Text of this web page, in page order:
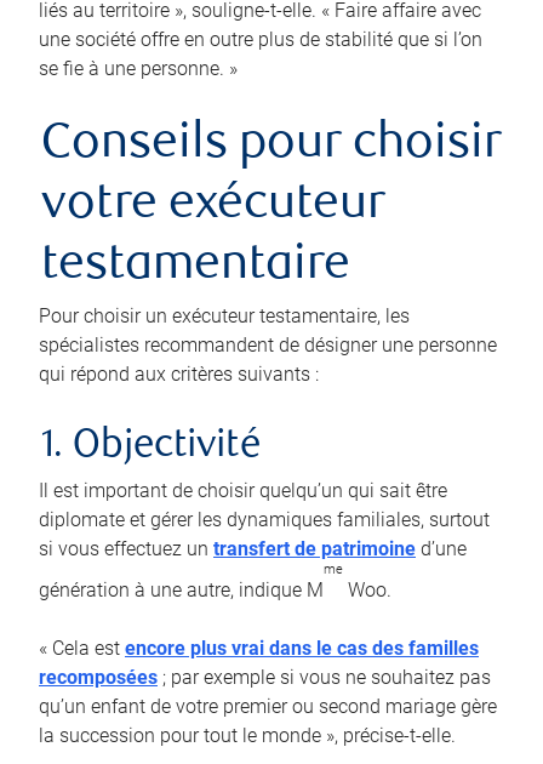
liés au territoire », souligne-t-elle. « Faire affaire avec
une société offre en outre plus de stabilité que si l’on
se fie à une personne. »
Conseils pour choisir
votre exécuteur
testamentaire
Pour choisir un exécuteur testamentaire, les
spécialistes recommandent de désigner une personne
qui répond aux critères suivants :
1. Objectivité
Il est important de choisir quelqu’un qui sait être
diplomate et gérer les dynamiques familiales, surtout
si vous effectuez un transfert de patrimoine d’une
génération à une autre, indique M
me
Woo.
« Cela est encore plus vrai dans le cas des familles
recomposées ; par exemple si vous ne souhaitez pas
qu’un enfant de votre premier ou second mariage gère
la succession pour tout le monde », précise-t-elle.